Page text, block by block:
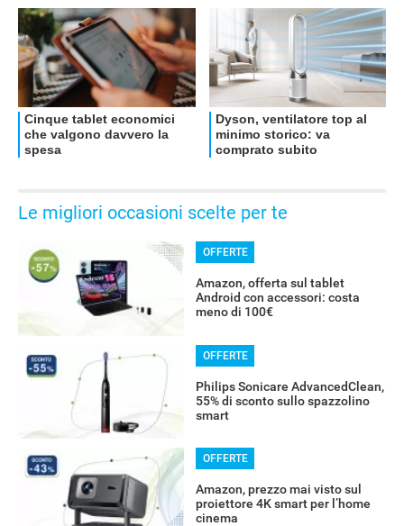
OFFERTE
Le migliori occasioni scelte per te
OFFERTE
Amazon, offerta sul tablet
Android con accessori: costa
meno di 100€
OFFERTE
Philips Sonicare AdvancedClean,
55% di sconto sullo spazzolino
smart
OFFERTE
Amazon, prezzo mai visto sul
proiettore 4K smart per l’home
cinema